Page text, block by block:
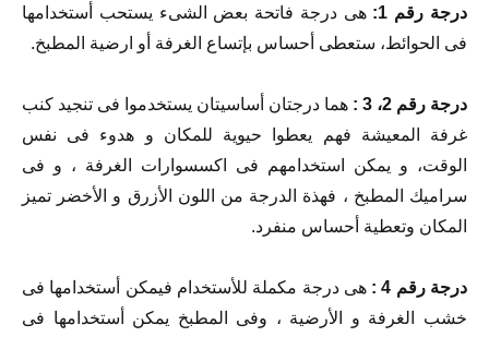
درجة رقم 1:
هى درجة فاتحة بعض الشىء يستحب أستخدامها
فى الحوائط، ستعطى أحساس بإتساع الغرفة أو ارضية المطبخ.
درجة رقم 2، 3 :
هما درجتان أساسيتان يستخدموا فى تنجيد كنب
غرفة المعيشة فهم يعطوا حيوية للمكان و هدوء فى نفس
الوقت، و يمكن استخدامهم فى اكسسوارات الغرفة ، و فى
سراميك المطبخ ، فهذة الدرجة من اللون الأزرق و الأخضر تميز
المكان وتعطية أحساس منفرد.
درجة رقم 4 :
هى درجة مكملة للأستخدام فيمكن أستخدامها فى
خشب الغرفة و الأرضية ، وفى المطبخ يمكن أستخدامها فى